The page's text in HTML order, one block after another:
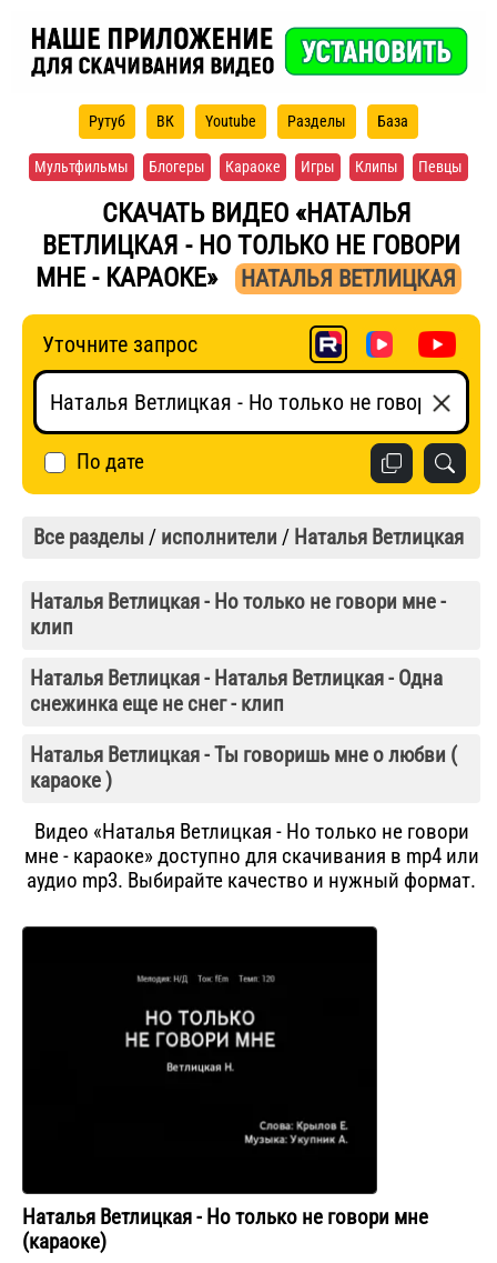
Рутуб ВК Youtube Разделы База
Мультфильмы Блогеры Караоке Игры Клипы Певцы
СКАЧАТЬ ВИДЕО «НАТАЛЬЯ
ВЕТЛИЦКАЯ - НО ТОЛЬКО НЕ ГОВОРИ
МНЕ - КАРАОКЕ»
НАТАЛЬЯ ВЕТЛИЦКАЯ
Уточните запрос
По дате
Все разделы / исполнители / Наталья Ветлицкая
Наталья Ветлицкая - Но только не говори мне -
клип
Наталья Ветлицкая - Наталья Ветлицкая - Одна
снежинка еще не снег - клип
Наталья Ветлицкая - Ты говоришь мне о любви (
караоке )
Видео «Наталья Ветлицкая - Но только не говори
мне - караоке» доступно для скачивания в mp4 или
аудио mp3. Выбирайте качество и нужный формат.
Наталья Ветлицкая - Но только не говори мне
(караоке)